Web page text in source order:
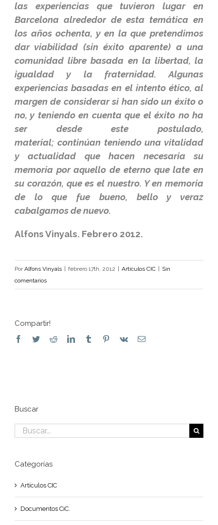
las experiencias que tuvieron lugar en
Barcelona alrededor de esta temática en
los años ochenta, y en la que pretendimos
dar viabilidad (sin éxito aparente) a una
comunidad libre basada en la libertad, la
igualdad y la fraternidad. Algunas
experiencias basadas en el intento ético, al
margen de considerar si han sido un éxito o
no, y teniendo en cuenta que el éxito no ha
ser desde este postulado,
material; continúan teniendo una vitalidad
y actualidad que hacen necesaria su
memoria por aquello de eterno que late en
su corazón, que es el nuestro. Y en memoria
de lo que fue bueno, bello y veraz
cabalgamos de nuevo.
Alfons Vinyals. Febrero 2012.
PorAlfons Vinyals febrero 17th, 2012 Artículos CIC
Sin
comentarios
Compartir!
Facebook
TwitterRedditLinkedInTumblr Pinterest
Vk
Correo
Buscar
Buscar:
Categorías
Artículos CIC
Documentos CiC.